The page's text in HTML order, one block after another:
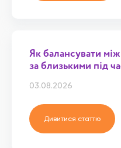
Як балансувати
за близькими під
03.08.2026
Дивитися статтю